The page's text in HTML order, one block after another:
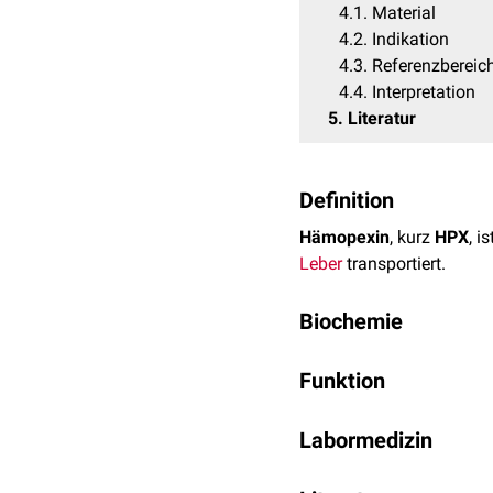
4.1
Material
4.2 Indikation
4.3
4.4 Interpretation
5 Literatur
Definition
Hämopexin, kurz HPX,
Lebertransportiert.
Biochemie
Astrozytenund
Funktion
entscheidende Rolle
Labormedizin